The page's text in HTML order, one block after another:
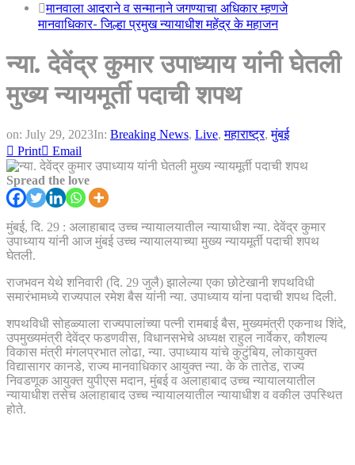
मानवाला आदराने व सन्मानाने जगण्याचा अधिकार म्हणजे
मानवाधिकार- जिल्हा प्रमुख न्यायाधीश महेंद्र के महाजन
न्या. देवेंद्र कुमार उपाध्याय यांनी घेतली
मुख्य न्यायमूर्ती पदाची शपथ
on: July 29, 2023In: Breaking News, Live,महाराष्ट्र,मुंबई
Print
Email
Spread the love
मुंबई, दि. 29 : अलाहाबाद उच्च न्यायालयातील न्यायाधीश न्या. देवेंद्र कुमार
उपाध्याय यांनी आज मुंबई उच्च न्यायालयाच्या मुख्य न्यायमूर्ती पदाची शपथ
घेतली.
राजभवन येथे शनिवारी (दि. 29 जुलै) झालेल्या एका छोटेखानी शपथविधी
समारंभामध्ये राज्यपाल रमेश बैस यांनी न्या. उपाध्याय यांना पदाची शपथ दिली.
शपथविधी सोहळ्याला राज्यपालांच्या पत्नी रामबाई बैस, मुख्यमंत्री एकनाथ शिंदे,
उपमुख्यमंत्री देवेंद्र फडणवीस, विधानसभेचे अध्यक्ष राहुल नार्वेकर, कौशल्य
विकास मंत्री मंगलप्रभात लोढा, न्या. उपाध्याय यांचे कुटुंबिय, लोकायुक्त
विद्यासागर कानडे, राज्य मानवाधिकार आयुक्त न्या. के के तातेड, राज्य
निवडणूक आयुक्त युपीएस मदान, मुंबई व अलाहाबाद उच्च न्यायालयातील
न्यायाधीश तसेच अलाहाबाद उच्च न्यायालयातील न्यायाधीश व वकील उपस्थित
होते.